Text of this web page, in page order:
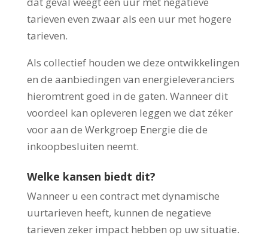
tarieven even zwaar als een uur met hogere
tarieven.
Als collectief houden we deze ontwikkelingen
en de aanbiedingen van energieleveranciers
hieromtrent goed in de gaten. Wanneer dit
voordeel kan opleveren leggen we dat zéker
voor aan de Werkgroep Energie die de
inkoopbesluiten neemt.
Welke kansen biedt dit?
Wanneer u een contract met dynamische
uurtarieven heeft, kunnen de negatieve
tarieven zeker impact hebben op uw situatie.